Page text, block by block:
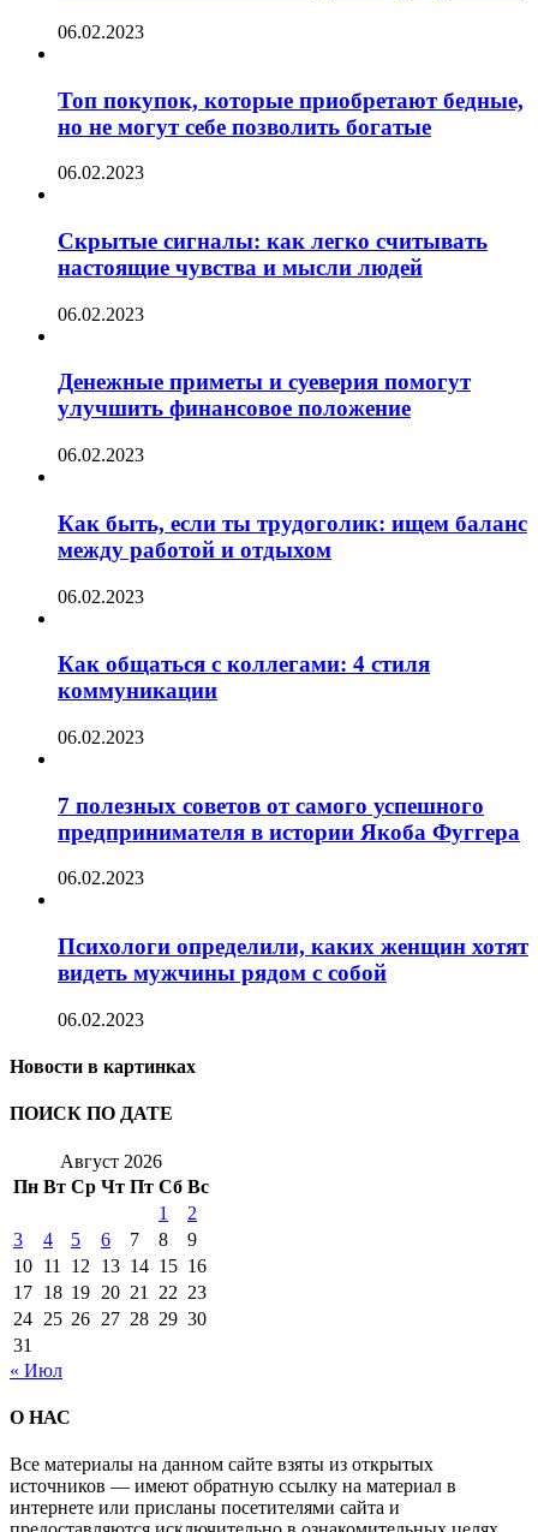
06.02.2023
Топ покупок, которые приобретают бедные,
но не могут себе позволить богатые
06.02.2023
Скрытые сигналы: как легко считывать
настоящие чувства и мысли людей
06.02.2023
Денежные приметы и суеверия помогут
улучшить финансовое положение
06.02.2023
Как быть, если ты трудоголик: ищем баланс
между работой и отдыхом
06.02.2023
Как общаться с коллегами: 4 стиля
коммуникации
06.02.2023
7 полезных советов от самого успешного
предпринимателя в истории Якоба Фуггера
06.02.2023
Психологи определили, каких женщин хотят
видеть мужчины рядом с собой
06.02.2023
Новости в картинках
ПОИСК ПО ДАТЕ
Август 2026
Пн Вт Ср Чт Пт Сб Вс
1
2
3
4 5 6 7 8
9
10 11 12 13 14 15 16
17 18 19 20 21 22 23
24 25 26 27 28 29 30
31
« Июл
О НАС
Все материалы на данном сайте взяты из открытых
источников — имеют обратную ссылку на материал в
интернете или присланы посетителями сайта и